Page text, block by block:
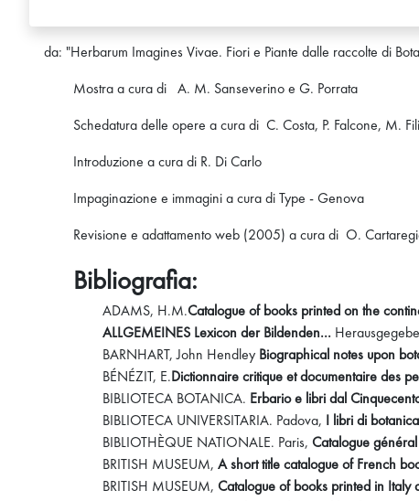
da: "Herbarum Imagines Vivae. Fiori e Piante dalle raccolte di
Mostra a cura di A. M. Sanseverino e G. Porrata
Schedatura delle opere a cura di C. Costa, P. Falcone, M.
Introduzione a cura di R. Di Carlo
Impaginazione e immagini a cura di Type - Genova
Revisione e adattamento web (2005) a cura di O.
Bibliografia:
ADAMS, H.M.Catalogue of books printed on the
ALLGEMEINES Lexicon der Bildenden...
BARNHART, John Hendley Biographical notes upon
BÉNÉZIT, E.Dictionnaire critique et documentaire des
BIBLIOTECA BOTANICA. Erbario e libri dal
BIBLIOTECA UNIVERSITARIA. Padova, I libri di
BIBLIOTHÈQUE NATIONALE. Paris, Catalogue
BRITISH MUSEUM, A short title catalogue of French
BRITISH MUSEUM, Catalogue of books printed in